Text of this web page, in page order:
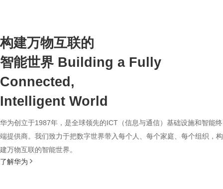
构建万物互联的
智能世界 Building a Fully
Connected,
Intelligent World
华为创立于1987年，是全球领先的ICT（信息与通信）基础设施和智能终
端提供商。我们致力于把数字世界带入每个人、每个家庭、每个组织，构
建万物互联的智能世界。
了解华为